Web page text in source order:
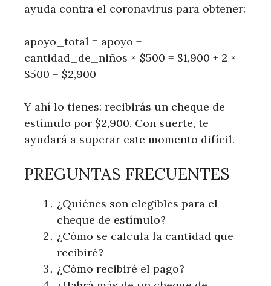
ayuda contra el coronavirus para obtener:
apoyo_total = apoyo +
cantidad_de_niños × $500 = $1,900 + 2 ×
$500 = $2,900
Y ahí lo tienes: recibirás un cheque de
estímulo por $2,900. Con suerte, te
ayudará a superar este momento difícil.
PREGUNTAS FRECUENTES
¿Quiénes son elegibles para el
cheque de estímulo?
¿Cómo se calcula la cantidad que
recibiré?
¿Cómo recibiré el pago?